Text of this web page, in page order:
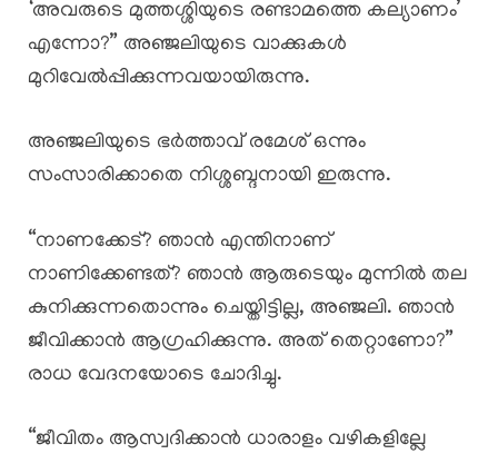
‘അവരുടെ മുത്തശ്ശിയുടെ രണ്ടാമത്തെ കല്യാണം’
എന്നോ?” അഞ്ജലിയുടെ വാക്കുകൾ
മുറിവേൽപ്പിക്കുന്നവയായിരുന്നു.
അഞ്ജലിയുടെ ഭർത്താവ് രമേശ് ഒന്നും
സംസാരിക്കാതെ നിശ്ശബ്ദനായി ഇരുന്നു.
“നാണക്കേട്? ഞാൻ എന്തിനാണ്
നാണിക്കേണ്ടത്? ഞാൻ ആരുടെയും മുന്നിൽ തല
കുനിക്കുന്നതൊന്നും ചെയ്തിട്ടില്ല, അഞ്ജലി. ഞാൻ
ജീവിക്കാൻ ആഗ്രഹിക്കുന്നു. അത് തെറ്റാണോ?”
രാധ വേദനയോടെ ചോദിച്ചു.
“ജീവിതം ആസ്വദിക്കാൻ ധാരാളം വഴികളില്ലേ